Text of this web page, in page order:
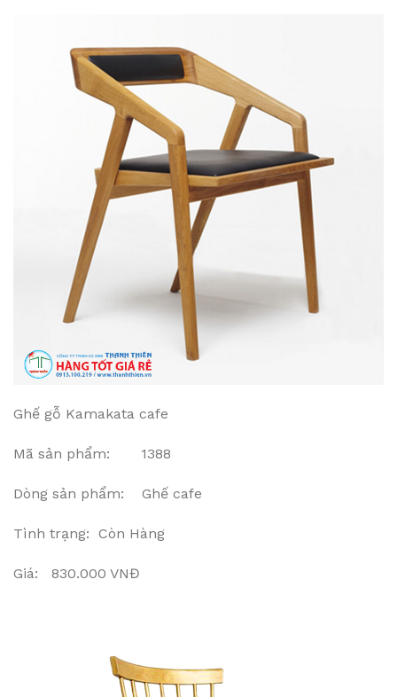
Ghế gỗ Kamakata cafe
Mã sản phẩm: 1388
Dòng sản phẩm: Ghế cafe
Tình trạng: Còn Hàng
Giá: 830.000 VNĐ